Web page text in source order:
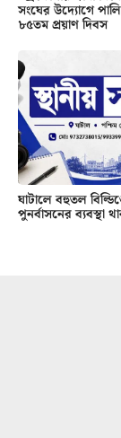
সংঘের উদ্যোগে
৮৫তম প্রয়াণ দিবস
ঘাটালে বহুতল
পুনর্বাসনের ব্যবস্থা